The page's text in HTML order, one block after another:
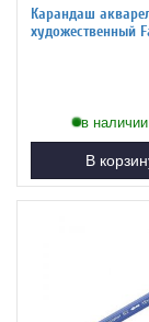
Карандаш
художественный
в
В